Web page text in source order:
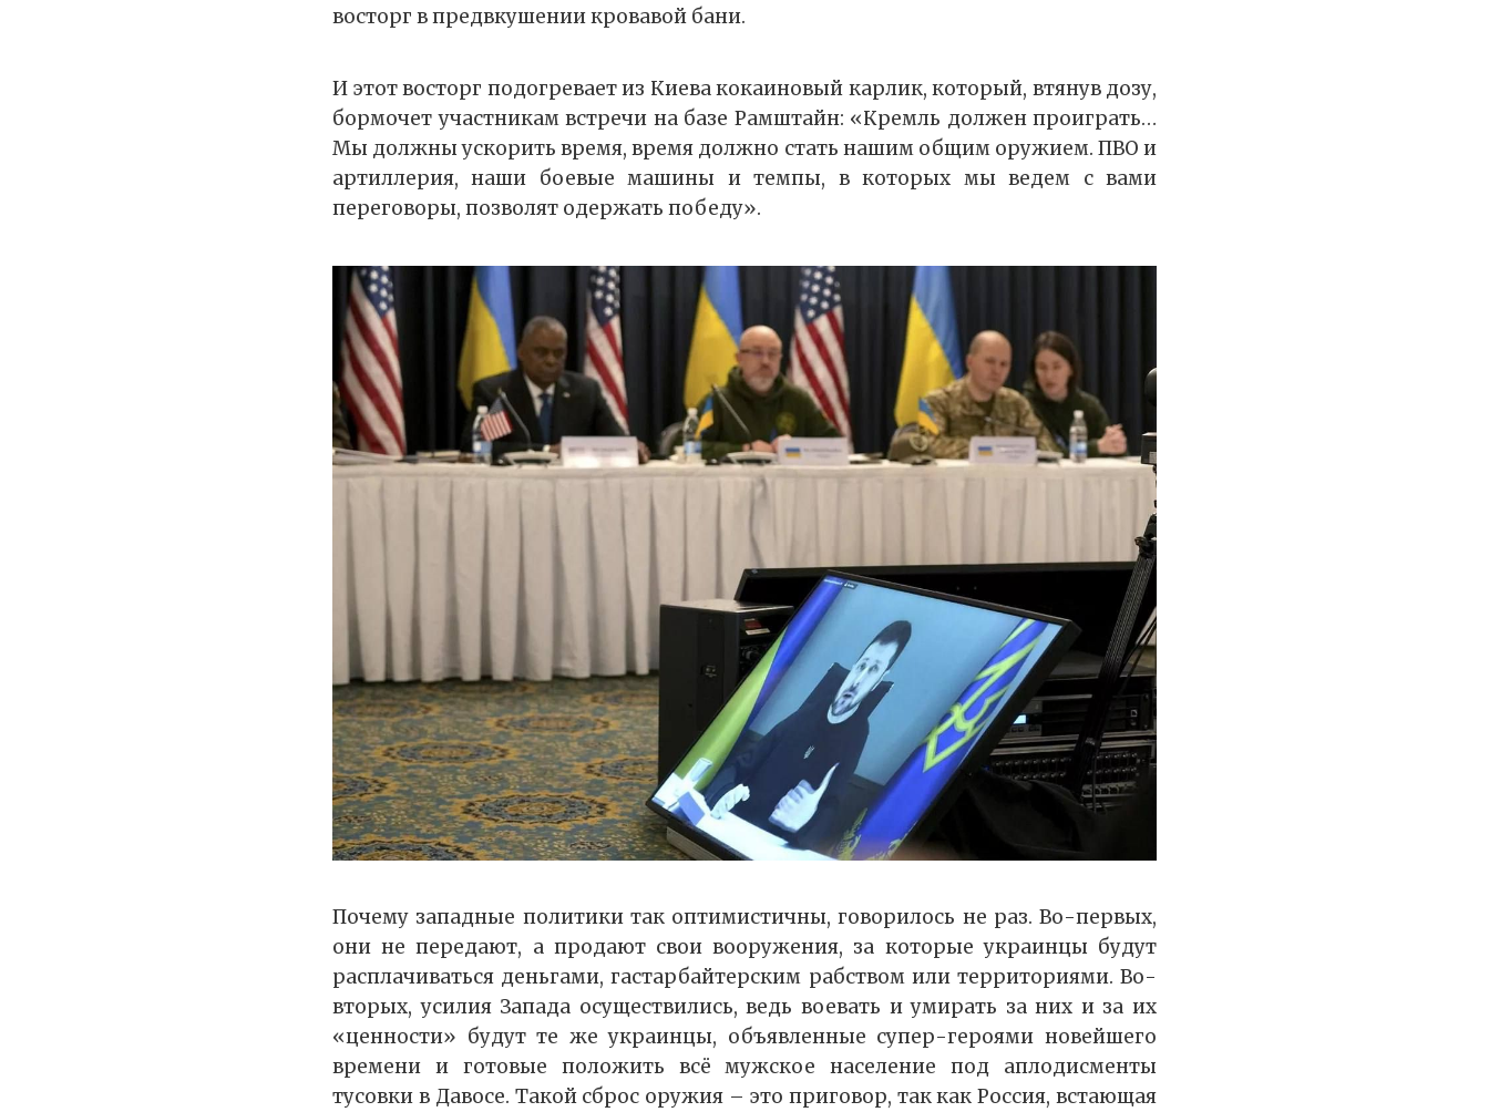
восторг в предвкушении кровавой бани.
И этот восторг подогревает из Киева кокаиновый карлик, который, втянув дозу,
бормочет участникам встречи на базе Рамштайн: «Кремль должен проиграть…
Мы должны ускорить время, время должно стать нашим общим оружием. ПВО и
артиллерия, наши боевые машины и темпы, в которых мы ведем с вами
переговоры, позволят одержать победу».
Почему западные политики так оптимистичны, говорилось не раз. Во-первых,
они не передают, а продают свои вооружения, за которые украинцы будут
расплачиваться деньгами, гастарбайтерским рабством или территориями. Во-
вторых, усилия Запада осуществились, ведь воевать и умирать за них и за их
«ценности» будут те же украинцы, объявленные супер-героями новейшего
времени и готовые положить всё мужское население под аплодисменты
тусовки в Давосе. Такой сброс оружия – это приговор, так как Россия, встающая